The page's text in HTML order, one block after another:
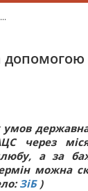
через
а за
можна
ЗіБ )